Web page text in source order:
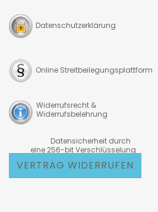
Datenschutzerklärung
Online Streitbeilegungsplattform
Widerrufsrecht &
Widerrufsbelehrung
Datensicherheit durch
eine 256-bit Verschlüsselung
VERTRAG WIDERRUFEN